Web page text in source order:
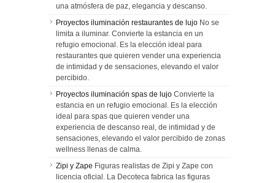
una atmósfera de paz, elegancia y descanso.
Proyectos iluminación restaurantes de lujo No se
limita a iluminar. Convierte la estancia en un
refugio emocional. Es la elección ideal para
restaurantes que quieren vender una experiencia
de intimidad y de sensaciones, elevando el valor
percibido.
Proyectos iluminación spas de lujo Convierte la
estancia en un refugio emocional. Es la elección
ideal para spas que quieren vender una
experiencia de descanso real, de intimidad y de
sensaciones, elevando el valor percibido de zonas
wellness llenas de calma.
Zipi y Zape Figuras realistas de Zipi y Zape con
licencia oficial. La Decoteca fabrica las figuras